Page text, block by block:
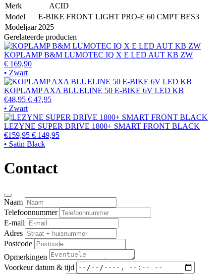
Merk
ACID
Model
E-BIKE FRONT LIGHT PRO-E 60 CMPT BES3
Modeljaar 2025
Gerelateerde producten
KOPLAMP B&M LUMOTEC IQ X E LED AUT KB ZW
€ 169,90
• Zwart
KOPLAMP AXA BLUELINE 50 E-BIKE 6V LED KB
€48,95 € 47,95
• Zwart
LEZYNE SUPER DRIVE 1800+ SMART FRONT BLACK
€159,95 € 149,95
• Satin Black
Contact
Naam
Telefoonnummer
E-mail
Adres
Postcode
Opmerkingen
Voorkeur datum & tijd